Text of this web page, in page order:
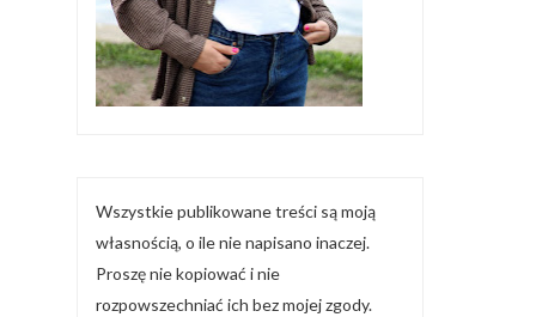
Wszystkie publikowane treści są moją
własnością, o ile nie napisano inaczej.
Proszę nie kopiować i nie
rozpowszechniać ich bez mojej zgody.